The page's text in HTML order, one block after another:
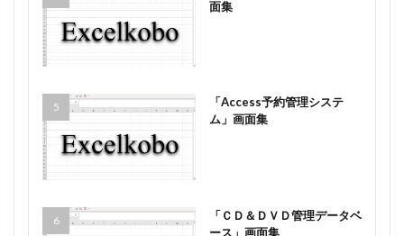
面集
「Access予約管理システ
ム」画面集
「ＣＤ＆ＤＶＤ管理データベ
ース」画面集